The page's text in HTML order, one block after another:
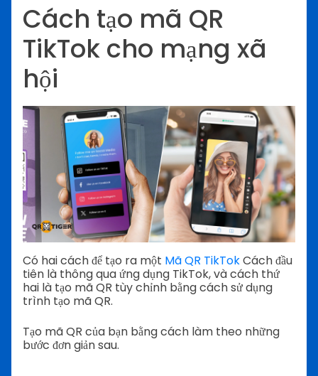
Cách tạo mã QR
TikTok cho mạng xã
hội
Có hai cách để tạo ra một Mã QR TikTokCách đầu
tiên là thông qua ứng dụng TikTok, và cách thứ
hai là tạo mã QR tùy chỉnh bằng cách sử dụng
trình tạo mã QR.
Tạo mã QR của bạn bằng cách làm theo những
bước đơn giản sau.